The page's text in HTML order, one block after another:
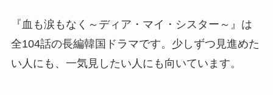
『血も涙もなく～ディア・マイ・シスター～』は
全104話の長編韓国ドラマです。少しずつ見進めた
い人にも、一気見したい人にも向いています。